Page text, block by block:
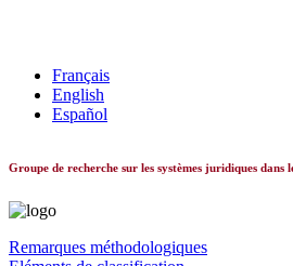
Français
English
Español
Groupe de recherche sur les systèmes juridiques dans
Remarques méthodologiques